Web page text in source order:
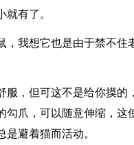
有了。
我想它也是由于禁不住
，但可这不是给你摸的
爪，可以随意伸缩，这
避着猫而活动。